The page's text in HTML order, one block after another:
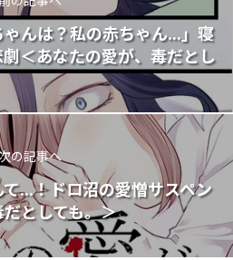
ゃんは？私の赤ちゃん...」寝
＜あなたの愛が、毒だとし
の記事へ
...！ドロ沼の愛憎サスペン
としても。＞